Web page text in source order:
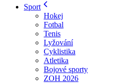
Sport
Hokej
Fotbal
Tenis
Lyžování
Cyklistika
Atletika
Bojové sporty
ZOH 2026